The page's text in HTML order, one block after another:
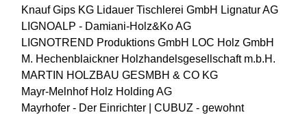
Knauf Gips KG Lidauer Tischlerei GmbH Lignatur AG
LIGNOALP - Damiani-Holz&Ko AG
LIGNOTREND Produktions GmbH LOC Holz GmbH
M. Hechenblaickner Holzhandelsgesellschaft m.b.H.
MARTIN HOLZBAU GESMBH & CO KG
Mayr-Melnhof Holz Holding AG
Mayrhofer - Der Einrichter | CUBUZ - gewohnt